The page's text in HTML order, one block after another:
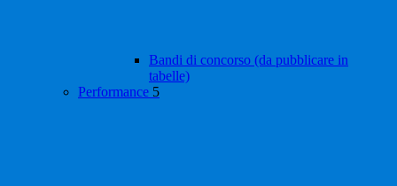
Bandi di concorso (da pubblicare in
tabelle)
Performance 5